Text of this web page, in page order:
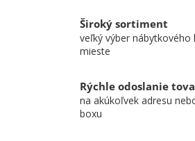
Široký sortiment
veľký výber
mieste
Rýchle odoslanie
na akúkoľvek adresu
boxu